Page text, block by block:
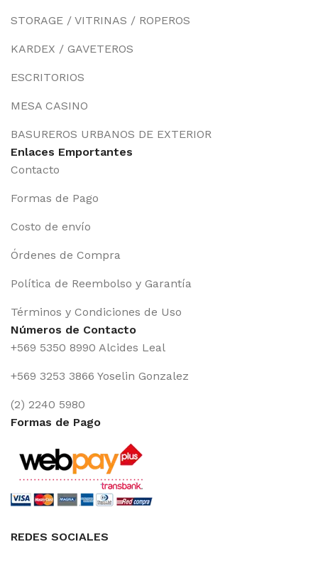
STORAGE / VITRINAS / ROPEROS
KARDEX / GAVETEROS
ESCRITORIOS
MESA CASINO
BASUREROS URBANOS DE EXTERIOR
Enlaces Emportantes
Contacto
Formas de Pago
Costo de envío
Órdenes de Compra
Política de Reembolso y Garantía
Términos y Condiciones de Uso
Números de Contacto
+569 5350 8990 Alcides Leal
+569 3253 3866 Yoselin Gonzalez
(2) 2240 5980
Formas de Pago
REDES SOCIALES